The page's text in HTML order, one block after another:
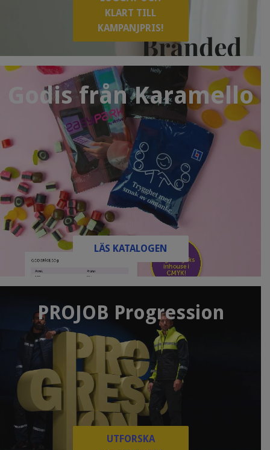
KLART TILL
KAMPANJPRIS!
Godis från Karamello
LÄS KATALOGEN
PROJOB Progression
UTFORSKA